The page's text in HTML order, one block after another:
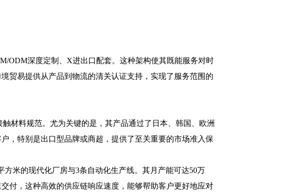
ODM深度定制、X进出口配套。这种架构使其既能服务对时
贸易提供从产品到物流的清关认证支持，实现了服务范围的
材料规范。尤为关键的是，其产品通过了日本、韩国、欧洲
，特别是出口型品牌或商超，提供了至关重要的市场准入保
米的现代化厂房与3条自动化生产线。其月产能可达50万
付，这种高效的供应链响应速度，能够帮助客户更好地应对